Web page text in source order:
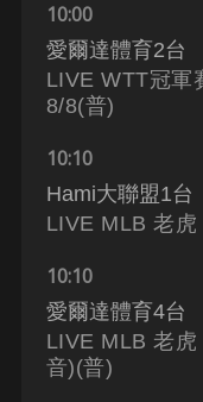
10:00
愛爾達體育2台
LIVE WTT冠軍
8/8(普)
10:10
Hami大聯盟1台
LIVE MLB 老
10:10
愛爾達體育4台
LIVE MLB 老
音)(普)